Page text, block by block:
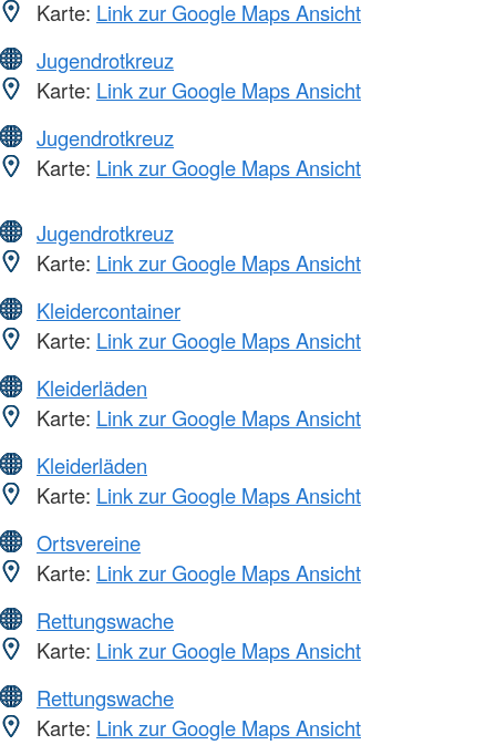
Karte: Link zur Google Maps Ansicht
Jugendrotkreuz
Karte: Link zur Google Maps Ansicht
Jugendrotkreuz
Karte: Link zur Google Maps Ansicht
Jugendrotkreuz
Karte: Link zur Google Maps Ansicht
Kleidercontainer
Karte: Link zur Google Maps Ansicht
Kleiderläden
Karte: Link zur Google Maps Ansicht
Kleiderläden
Karte: Link zur Google Maps Ansicht
Ortsvereine
Karte: Link zur Google Maps Ansicht
Rettungswache
Karte: Link zur Google Maps Ansicht
Rettungswache
Karte: Link zur Google Maps Ansicht